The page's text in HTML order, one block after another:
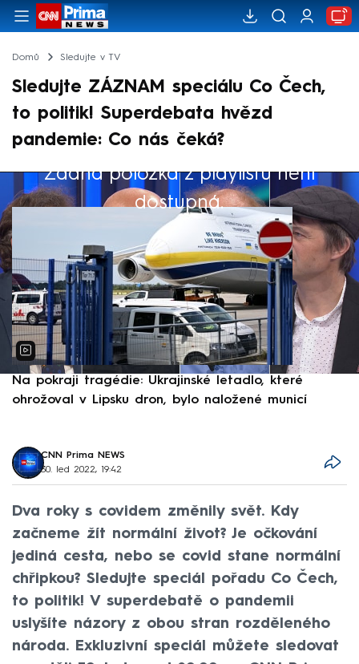
Domů Sledujte v TV
Sledujte ZÁZNAM speciálu Co Čech,
to politik! Superdebata hvězd
pandemie: Co nás čeká?
Žádná položka z playlistu není
dostupná.
Výběr redakce
Na pokraji tragédie: Ukrajinské letadlo, které
ohrožoval v Lipsku dron, bylo naložené municí
CNN Prima NEWS
30. led 2022, 19:42
Dva roky s covidem změnily svět. Kdy
začneme žít normální život? Je očkování
jediná cesta, nebo se covid stane normální
chřipkou? Sledujte speciál pořadu Co Čech,
to politik! V superdebatě o pandemii
uslyšíte názory z obou stran rozděleného
národa. Exkluzivní speciál můžete sledovat